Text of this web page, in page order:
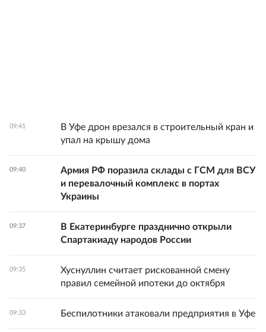
09:41
В Уфе дрон врезался в строительный кран и
упал на крышу дома
09:40
Армия РФ поразила склады с ГСМ для ВСУ
и перевалочный комплекс в портах
Украины
09:37
В Екатеринбурге празднично открыли
Спартакиаду народов России
09:35
Хуснуллин считает рискованной смену
правил семейной ипотеки до октября
09:33 Беспилотники атаковали предприятия в Уфе